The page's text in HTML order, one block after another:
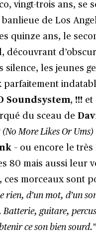
vingt-trois ans, se
de Los
quinze ans, le
découvrant
les jeunes
parfaitement
Soundsystem,!!! et
du sceau de
(No More Likes Or Ums)
– ou encore le très
80 mais aussi leur
ces morceaux sont
rien, d’un mot, d’un
Batterie, guitare,
ce son bien sourd.”